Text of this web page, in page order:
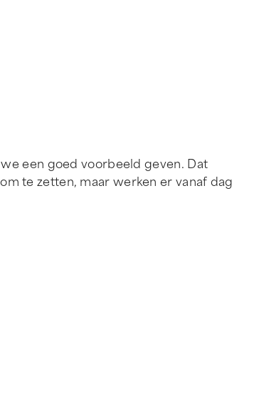
een goed voorbeeld geven. Dat
te zetten, maar werken er vanaf dag